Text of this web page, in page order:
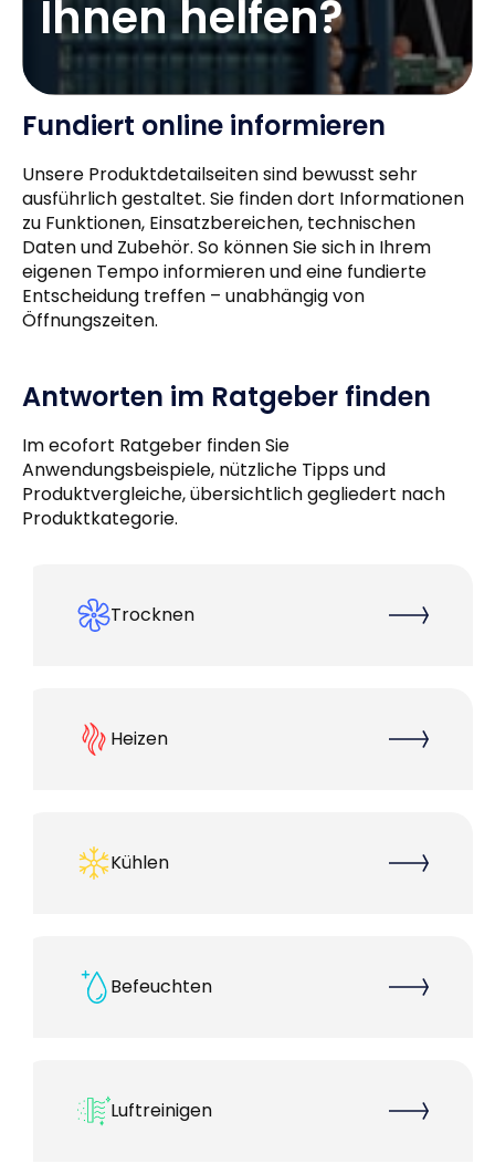
Ihnen helfen?
Fundiert online informieren
Unsere Produktdetailseiten sind bewusst sehr
ausführlich gestaltet. Sie finden dort Informationen
zu Funktionen, Einsatzbereichen, technischen
Daten und Zubehör. So können Sie sich in Ihrem
eigenen Tempo informieren und eine fundierte
Entscheidung treffen – unabhängig von
Öffnungszeiten.
Antworten im Ratgeber finden
Im ecofort Ratgeber finden Sie
Anwendungsbeispiele, nützliche Tipps und
Produktvergleiche, übersichtlich gegliedert nach
Produktkategorie.
Trocknen
Heizen
Kühlen
Befeuchten
Luftreinigen